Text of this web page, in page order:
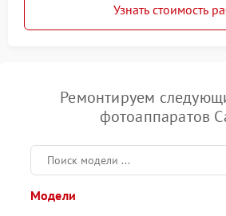
Узнать стоимость
Ремонтируем
фотоаппаратов
Модели